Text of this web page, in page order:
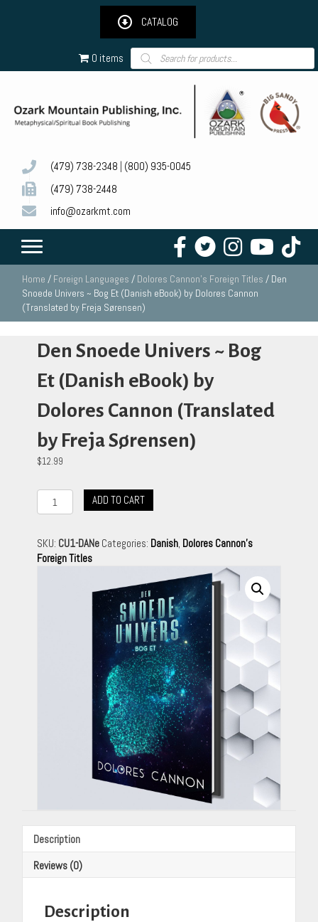
CATALOG
0 items Products
search
(479) 738-2348 (800) 935-0045
(479) 738-2448
info@ozarkmt.com
Home / Foreign Languages / Dolores Cannon's Foreign Titles / Den
Snoede Univers ~ Bog Et (Danish eBook) by Dolores Cannon
(Translated by Freja Sørensen)
Den Snoede Univers ~ Bog
Et (Danish eBook) by
Dolores Cannon (Translated
by Freja Sørensen)
$12.99
Snoede
~
Bog
ADD TO CART
SKU: CU1-DANe Categories: Danish, Dolores Cannon's
Foreign Titles
Description
Reviews (0)
Description